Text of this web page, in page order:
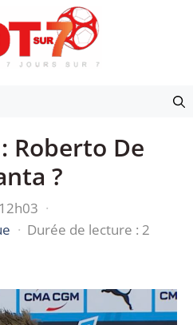
Roberto De
?
·
· Durée de lecture : 2